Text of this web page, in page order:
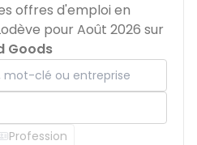
offres d'emploi en
pour Août 2026 sur
Goods
clé ou entreprise
Profession